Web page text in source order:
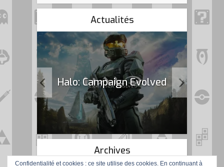
Actualités
Halo: Campaign Evolved
Archives
Confidentialité et cookies : ce site utilise des cookies. En continuant à